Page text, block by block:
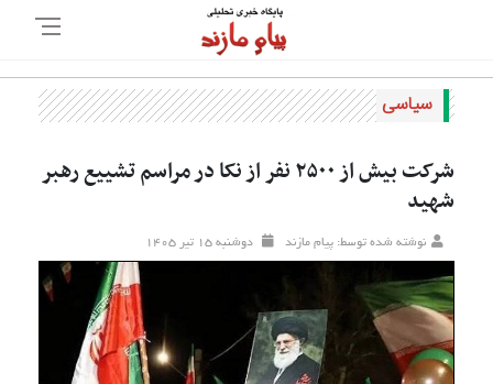
سیاسی
شرکت بیش از ۲۵۰۰ نفر از نکا در مراسم تشییع رهبر
شهید
نوشته شده توسط: پیام مازند دوشنبه ۱۵ تير ۱۴۰۵